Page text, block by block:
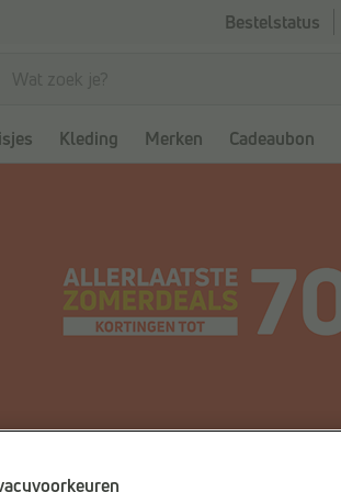
Bestelstatus
Kleding Merken Cadeaubon